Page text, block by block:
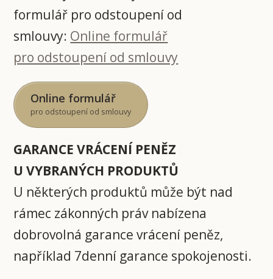
formulář pro odstoupení od
smlouvy: Online formulář
pro odstoupení od smlouvy
Online formulář
pro odstoupení od smlouvy
GARANCE VRÁCENÍ PENĚZ
U VYBRANÝCH PRODUKTŮ
U některých produktů může být nad
rámec zákonných práv nabízena
dobrovolná garance vrácení peněz,
například 7denní garance spokojenosti.